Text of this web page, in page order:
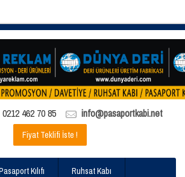
0212 462 70 85 info@pasaportkabi.net
Fiyat Teklifi İste !
Kılıfı Ruhsat Kabı